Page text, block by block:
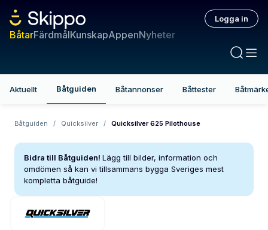
BåtarFärdmålKunskapAppenNyheter
Logga in
Aktuellt Båtguiden Båtannonser Båttester
Båtguiden / Quicksilver / Quicksilver 625 Pilothouse
Bidra till Båtguiden! Lägg till bilder, information och
omdömen så kan vi tillsammans bygga Sveriges mest
kompletta båtguide!